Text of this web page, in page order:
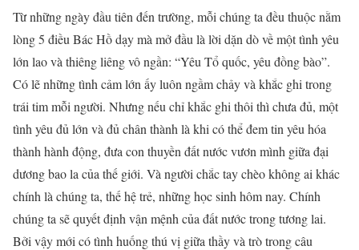
Từ những ngày đầu tiên đến trường, mỗi chúng ta đều thuộc nằm
lòng 5 điều Bác Hồ dạy mà mở đầu là lời dặn dò về một tình yêu
lớn lao và thiêng liêng vô ngần: “Yêu Tổ quốc, yêu đồng bào”.
Có lẽ những tình cảm lớn ấy luôn ngầm chảy và khắc ghi trong
trái tim mỗi người. Nhưng nếu chỉ khắc ghi thôi thì chưa đủ, một
tình yêu đủ lớn và đủ chân thành là khi có thể đem tin yêu hóa
thành hành động, đưa con thuyền đất nước vươn mình giữa đại
dương bao la của thế giới. Và người chắc tay chèo không ai khác
chính là chúng ta, thế hệ trẻ, những học sinh hôm nay. Chính
chúng ta sẽ quyết định vận mệnh của đất nước trong tương lai.
Bởi vậy mới có tình huống thú vị giữa thầy và trò trong câu